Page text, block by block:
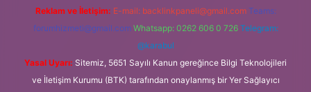
Reklam ve İletişim: E-mail: backlinkpaneli@gmail.com Teams:
forumhizmeti@gmail.com Whatsapp: 0262 606 0 726 Telegram:
@karabul
Yasal Uyarı: Sitemiz, 5651 Sayılı Kanun gereğince Bilgi Teknolojileri
ve İletişim Kurumu (BTK) tarafından onaylanmış bir Yer Sağlayıcı